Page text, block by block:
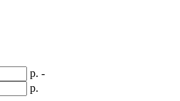
р. -
р.